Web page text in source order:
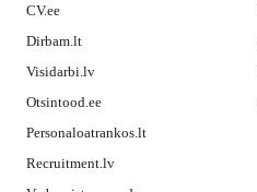
CV.ee
Dirbam.lt
Visidarbi.lv
Otsintood.ee
Personaloatrankos.lt
Recruitment.lv